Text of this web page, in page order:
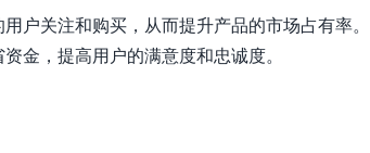
户关注和购买，从而提升产品的市场占有率。
金，提高用户的满意度和忠诚度。